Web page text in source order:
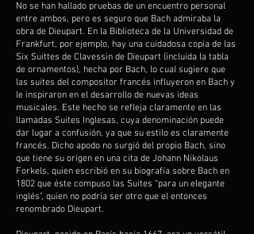
No se han hallado pruebas de un encuentro personal
entre ambos, pero es seguro que Bach admiraba la
obra de Dieupart. En la Biblioteca de la Universidad de
Frankfurt, por ejemplo, hay una cuidadosa copia de las
Six Suittes de Clavessin de Dieupart (incluida la tabla
de ornamentos), hecha por Bach, lo cual sugiere que
las suites del compositor francés influyeron en Bach y
le inspiraron en el desarrollo de nuevas ideas
musicales. Este hecho se refleja claramente en las
llamadas Suites Inglesas, cuya denominación puede
dar lugar a confusión, ya que su estilo es claramente
francés. Dicho apodo no surgió del propio Bach, sino
que tiene su origen en una cita de Johann Nikolaus
Forkels, quien escribió en su biografía sobre Bach en
1802 que éste compuso las Suites “para un elegante
inglés”, quien no podría ser otro que el entonces
renombrado Dieupart.